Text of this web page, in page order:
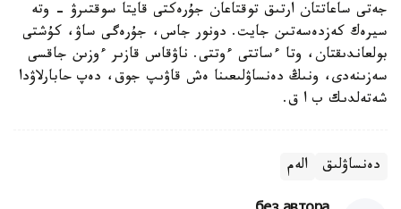
جەتى ساعاتتان ارتىق توقتاعان جۇرەكتى قايتا سوقتىرۋ - وتە
سيرەك كەزدەسەتىن جايت. دونور جاس، جۇرەگى ساۋ، كۇشتى
بولعاندىقتان، وتا ءساتتى ءوتتى. ناۋقاس قازىر ءوزىن جاقسى
سەزىنەدى، ونىڭ دەنساۋلىعىنا ەش قاۋىپ جوق، دەپ حابارلاۋدا
شەتەلدىك ب ا ق.
دەنساۋلىق الەم